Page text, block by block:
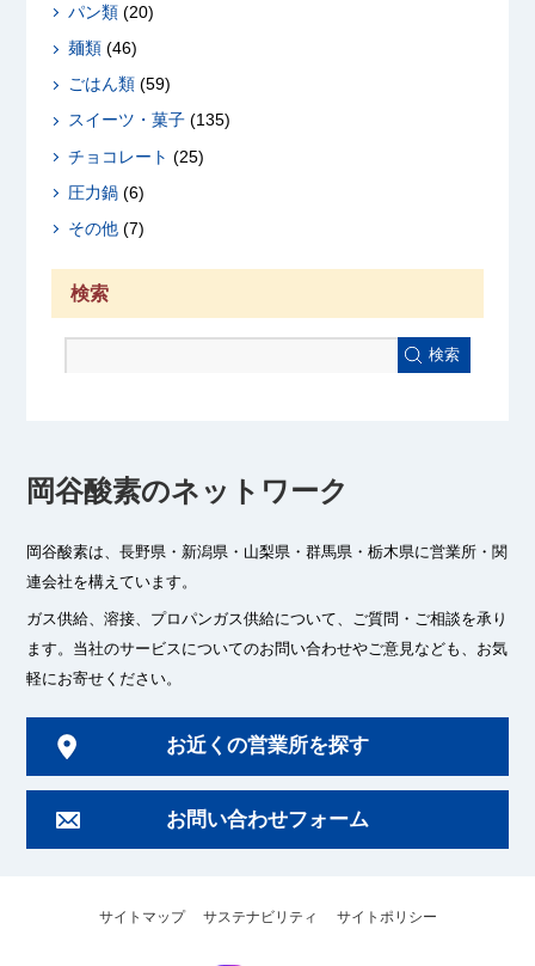
パン類(20)
麺類(46)
ごはん類(59)
スイーツ・菓子(135)
チョコレート (25)
圧力鍋(6)
その他(7)
検索
検索
岡谷酸素のネットワーク
岡谷酸素は、長野県・新潟県・山梨県・群馬県・栃木県に営業所・関
連会社を構えています。
ガス供給、溶接、プロパンガス供給について、ご質問・ご相談を承り
ます。 当社のサービスについてのお問い合わせやご意見なども、お気
軽にお寄せください。
お近くの営業所を探す
お問い合わせフォーム
サイトマップ サステナビリティ サイトポリシー